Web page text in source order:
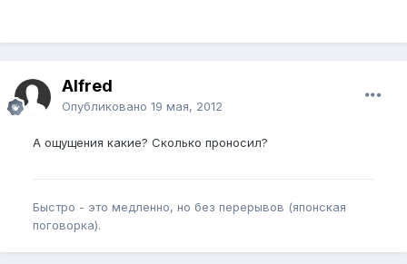
Alfred
Опубликовано 19 мая, 2012
А ощущения какие? Сколько проносил?
Быстро - это медленно, но без перерывов (японская
поговорка).